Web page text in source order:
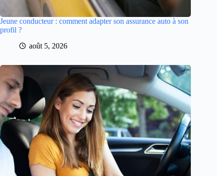
Jeune conducteur : comment adapter son assurance auto à son
profil ?
août 5, 2026